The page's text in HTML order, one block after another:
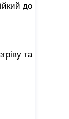
до
та